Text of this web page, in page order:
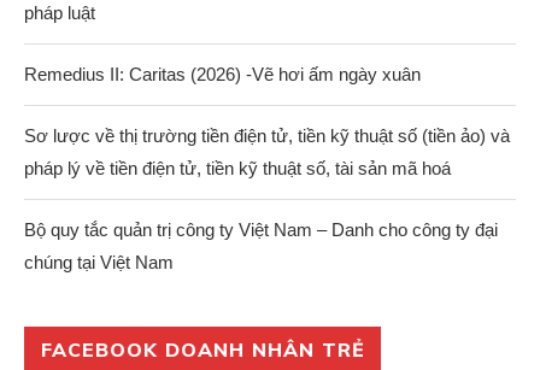
pháp luật
Remedius II: Caritas (2026) -Vẽ hơi ấm ngày xuân
Sơ lược về thị trường tiền điện tử, tiền kỹ thuật số (tiền ảo) và
pháp lý về tiền điện tử, tiền kỹ thuật số, tài sản mã hoá
Bộ quy tắc quản trị công ty Việt Nam – Danh cho công ty đại
chúng tại Việt Nam
FACEBOOK DOANH NHÂN TRẺ